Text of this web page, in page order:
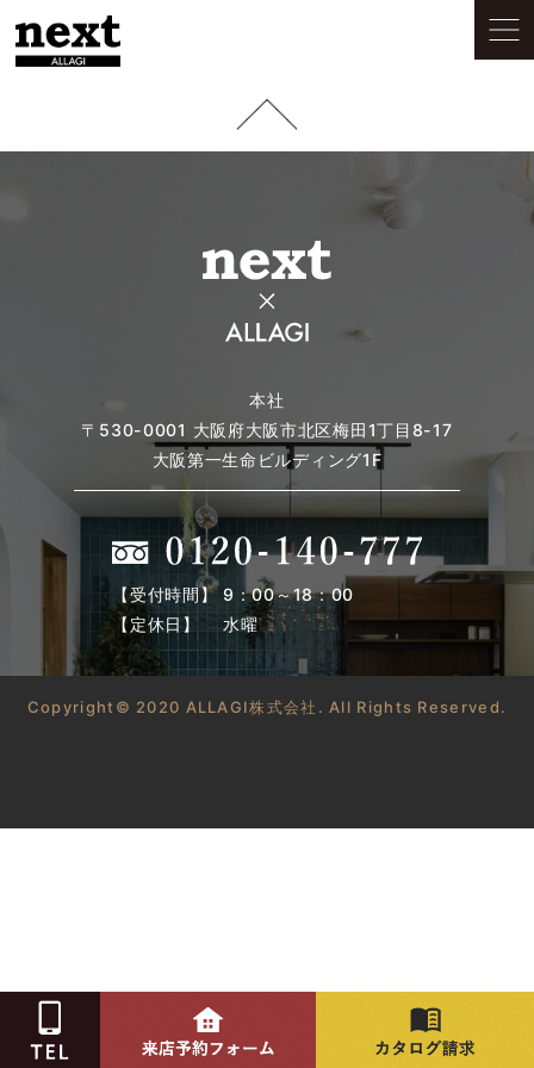
本社
〒530-0001 大阪府大阪市北区梅田1丁目8-17
大阪第一生命ビルディング1F
【受付時間】 9：00～18：00
【定休日】 水曜
Copyright© 2020 ALLAGI株式会社. All Rights Reserved.